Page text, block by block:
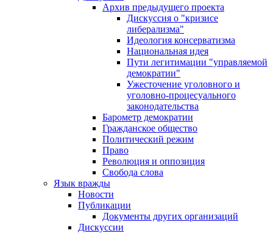
Архив предыдущего проекта
Дискуссия о "кризисе
либерализма"
Идеология консерватизма
Национальная идея
Пути легитимации "управляемой
демократии"
Ужесточение уголовного и
уголовно-процесуального
законодательства
Барометр демократии
Гражданское общество
Политический режим
Право
Революция и оппозиция
Свобода слова
Язык вражды
Новости
Публикации
Документы других организаций
Дискуссии